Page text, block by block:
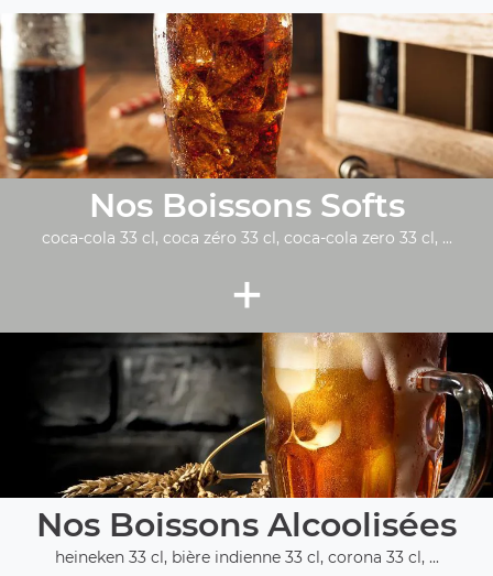
Nos Boissons Softs
coca-cola 33 cl, coca zéro 33 cl, coca-cola zero 33 cl, ...
+
Nos Boissons Alcoolisées
heineken 33 cl, bière indienne 33 cl, corona 33 cl, ...